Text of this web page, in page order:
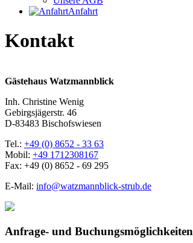
Anfahrt
Kontakt
Gästehaus Watzmannblick
Inh. Christine Wenig
Gebirgsjägerstr. 46
D-83483 Bischofswiesen
Tel.: +49 (0) 8652 - 33 63
Mobil: +49 1712308167
Fax: +49 (0) 8652 - 69 295
E-Mail: info@watzmannblick-strub.de
Anfrage- und Buchungsmöglichkeiten